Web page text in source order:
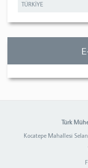
TÜRKİYE
Türk
Kocatepe Mahallesi